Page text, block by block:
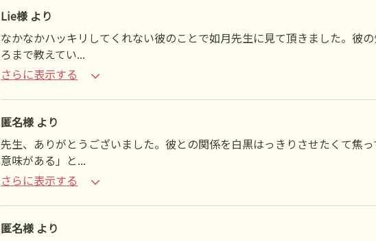
Lie様 より
なかなかハッキリしてくれない彼のことで如月先生に見て頂きました。彼
ろまで教えてい...
さらに表示する
匿名様 より
先生、ありがとうございました。彼との関係を白黒はっきりさせたくて焦
意味がある」と...
さらに表示する
匿名様 より